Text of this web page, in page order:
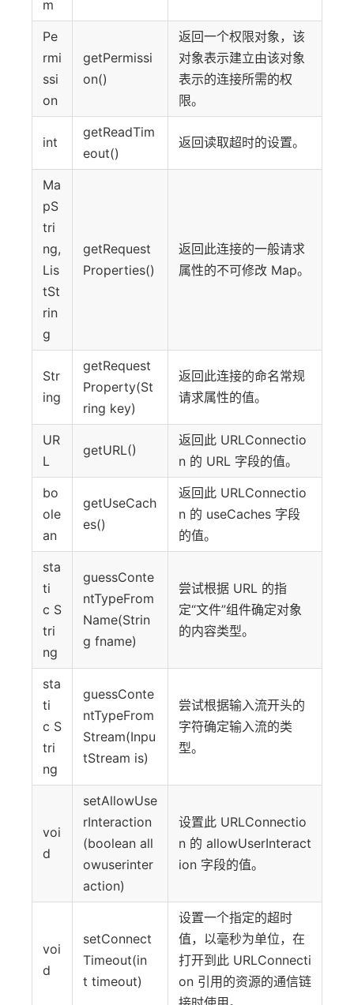
m
Pe
rmi
ssi
on
getPermissi
on()
返回一个权限对象，该
对象表示建立由该对象
表示的连接所需的权
限。
int
getReadTim
eout()
返回读取超时的设置。
Ma
pS
tri
ng,
Lis
tSt
rin
g
getRequest
Properties()
返回此连接的一般请求
属性的不可修改 Map。
Str
ing
getRequest
Property(St
ring key)
返回此连接的命名常规
请求属性的值。
UR
L
getURL()
返回此 URLConnectio
n 的 URL 字段的值。
bo
ole
an
getUseCach
es()
返回此 URLConnectio
n 的 useCaches 字段
的值。
sta
ti
c S
tri
ng
guessConte
ntTypeFrom
Name(Strin
g fname)
尝试根据 URL 的指
定“文件”组件确定对象
的内容类型。
sta
ti
c S
tri
ng
guessConte
ntTypeFrom
Stream(Inpu
tStream is)
尝试根据输入流开头的
字符确定输入流的类
型。
voi
d
setAllowUse
rInteraction
(boolean all
owuserinter
action)
设置此 URLConnectio
n 的 allowUserInteract
ion 字段的值。
voi
d
setConnect
Timeout(in
t timeout)
设置一个指定的超时
值，以毫秒为单位，在
打开到此 URLConnecti
on 引用的资源的通信链